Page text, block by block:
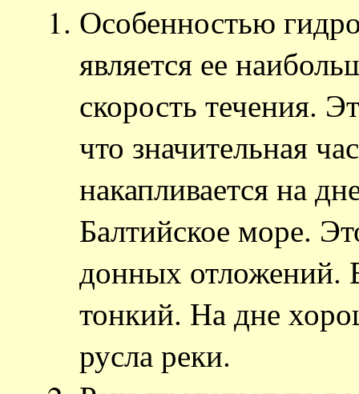
Особенностью
является ее
скорость течения.
что значительная
накапливается на
Балтийское море.
донных отложений.
тонкий. На дне
русла реки.